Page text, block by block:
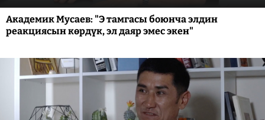
Академик Мусаев: "Э тамгасы боюнча элдин
реакциясын көрдүк, эл даяр эмес экен"